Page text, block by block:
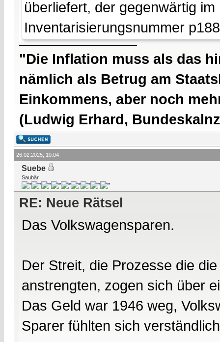
überliefert, der gegenwärtig
Inventarisierungsnummer
"Die Inflation muss als das
nämlich als Betrug am
Einkommens, aber noch
(Ludwig Erhard,
26.02.2025, 10:04
Suebe
Saubär
RE: Neue Rätsel
Das Volkswagensparen.
Der Streit, die Prozesse die
anstrengten, zogen sich über
Das Geld war 1946 weg,
Sparer fühlten sich